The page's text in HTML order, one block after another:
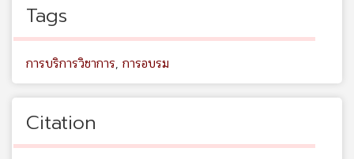
Tags
การบริการวิชาการ, การอบรม
Citation